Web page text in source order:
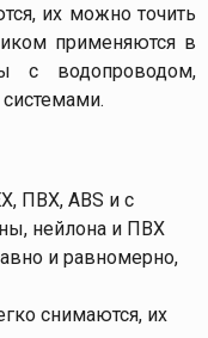
их можно точить
применяются в
с водопроводом,
ПВХ, ABS и с
нейлона и ПВХ
и равномерно,
снимаются, их